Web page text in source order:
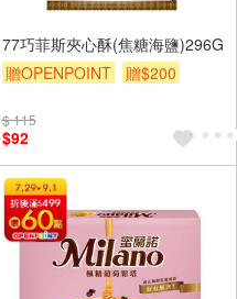
77巧菲斯夾心酥(焦糖海鹽)296G
贈OPENPOINT
贈$200
$ 115
$92